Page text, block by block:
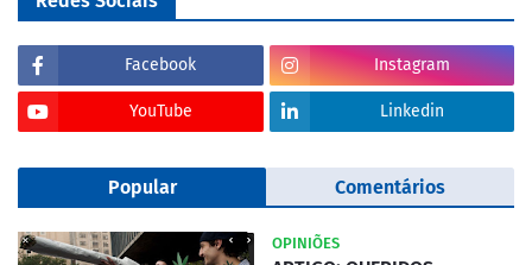
Facebook Instagram
YouTube Linkedin
Popular Comentários
OPINIÕES